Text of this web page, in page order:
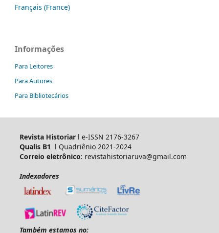
Français (France)
Informações
Para Leitores
Para Autores
Para Bibliotecários
Revista Historiar l e-ISSN 2176-3267
Qualis B1 l Quadriênio 2021-2024
Correio eletrônico: revistahistoriaruva@gmail.com
Indexadores
Também estamos no: